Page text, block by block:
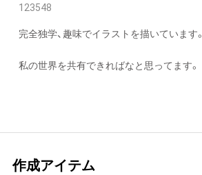
123548
完全独学、趣味でイラストを描いています。
私の世界を共有できればなと思ってます。
作成アイテム